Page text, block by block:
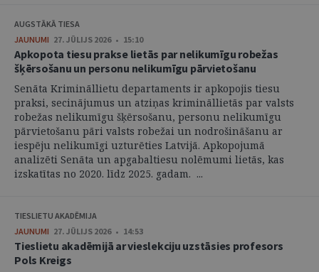
AUGSTĀKĀ TIESA
JAUNUMI 27. JŪLIJS 2026 • 15:10
Apkopota tiesu prakse lietās par nelikumīgu robežas
šķērsošanu un personu nelikumīgu pārvietošanu
Senāta Krimināllietu departaments ir apkopojis tiesu
praksi, secinājumus un atziņas krimināllietās par valsts
robežas nelikumīgu šķērsošanu, personu nelikumīgu
pārvietošanu pāri valsts robežai un nodrošināšanu ar
iespēju nelikumīgi uzturēties Latvijā. Apkopojumā
analizēti Senāta un apgabaltiesu nolēmumi lietās, kas
izskatītas no 2020. līdz 2025. gadam. ...
TIESLIETU AKADĒMIJA
JAUNUMI 27. JŪLIJS 2026 • 14:53
Tieslietu akadēmijā ar vieslekciju uzstāsies profesors
Pols Kreigs